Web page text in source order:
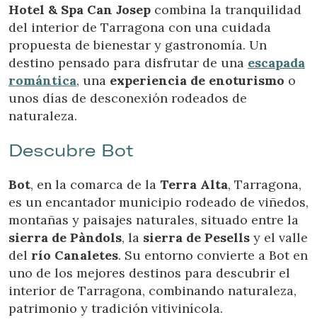
Hotel & Spa Can Josep combina la tranquilidad
del interior de Tarragona con una cuidada
propuesta de bienestar y gastronomía. Un
destino pensado para disfrutar de una escapada
romántica, una experiencia de enoturismo o
unos días de desconexión rodeados de
naturaleza.
Descubre Bot
Bot, en la comarca de la Terra Alta, Tarragona,
es un encantador municipio rodeado de viñedos,
montañas y paisajes naturales, situado entre la
sierra de Pàndols, la sierra de Pesells y el valle
del río Canaletes. Su entorno convierte a Bot en
uno de los mejores destinos para descubrir el
interior de Tarragona, combinando naturaleza,
patrimonio y tradición vitivinícola.
dificultades de navegación de la página web.
Analíticas y personalización
Permiten realizar el seguimiento y análisis del
comportamiento de los usuarios de este sitio web. La
información recogida mediante este tipo de cookies se
utiliza en la medición de la actividad de la web para la
elaboración de perfiles de navegación de los usuarios con
guardar la información de preferencia del usuario para
mejorar la calidad de nuestros servicios y para ofrecer una
Marketing y publicidad
Estas cookies son utilizadas para almacenar información
sobre las preferencias y elecciones personales del usuario
a través de la observación continuada de sus hábitos de
navegación. Gracias a ellas, podemos conocer los hábitos
de navegación en el sitio web y mostrar publicidad
relacionada con el perfil de navegación del usuario.